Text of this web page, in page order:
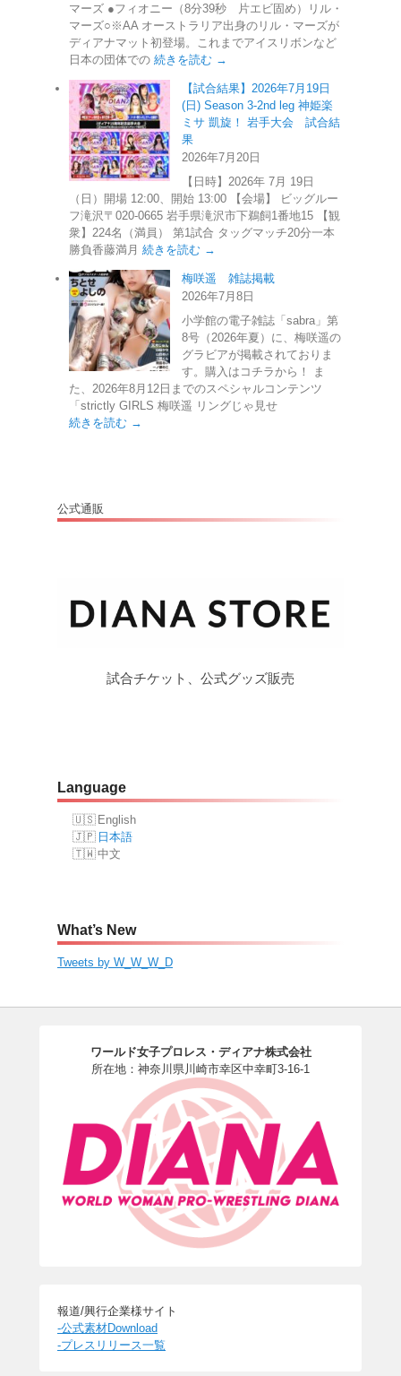
マーズ ●フィオニー（8分39秒 片エビ固め）リル・
マーズ○※AA オーストラリア出身のリル・マーズが
ディアナマット初登場。これまでアイスリボンなど
日本の団体での 続きを読む →
【試合結果】2026年7月19日
(日) Season 3-2nd leg 神姫楽
ミサ 凱旋！ 岩手大会 試合結
果
2026年7月20日
【日時】2026年 7月 19日
（日）開場 12:00、開始 13:00 【会場】 ビッグルー
フ滝沢〒020-0665 岩手県滝沢市下鵜飼1番地15 【観
衆】224名（満員） 第1試合 タッグマッチ20分一本
勝負香藤満月 続きを読む →
梅咲遥 雑誌掲載
2026年7月8日
小学館の電子雑誌「sabra」第
8号（2026年夏）に、梅咲遥の
グラビアが掲載されておりま
す。購入はコチラから！ ま
た、2026年8月12日までのスペシャルコンテンツ
「strictly GIRLS 梅咲遥 リングじゃ見せ
続きを読む →
公式通販
試合チケット、公式グッズ販売
Language
English
日本語
中文
What’s New
Tweets by W_W_W_D
ワールド女子プロレス・ディアナ株式会社
所在地：神奈川県川崎市幸区中幸町3-16-1
報道/興行企業様サイト
-公式素材Download
-プレスリリース一覧